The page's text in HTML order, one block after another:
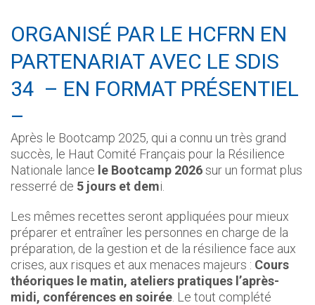
ORGANISÉ PAR LE HCFRN EN
PARTENARIAT AVEC LE SDIS
34 – EN FORMAT PRÉSENTIEL
–
Après le Bootcamp 2025, qui a connu un très grand
succès, le Haut Comité Français pour la Résilience
Nationale lance le Bootcamp 2026sur un format plus
resserré de 5 jours et demi.
Les mêmes recettes seront appliquées pour mieux
préparer et entraîner les personnes en charge de la
préparation, de la gestion et de la résilience face aux
crises, aux risques et aux menaces majeurs : Cours
théoriques le matin, ateliers pratiques l’après-
midi, conférences en soirée . Le tout complété